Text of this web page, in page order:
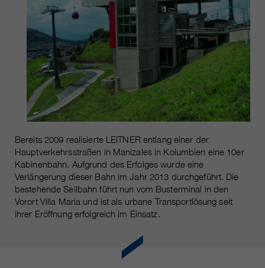
Bereits 2009 realisierte LEITNER entlang einer der
Hauptverkehrsstraßen in Manizales in Kolumbien eine 10er
Kabinenbahn. Aufgrund des Erfolges wurde eine
Verlängerung dieser Bahn im Jahr 2013 durchgeführt. Die
bestehende Seilbahn führt nun vom Busterminal in den
Vorort Villa Maria und ist als urbane Transportlösung seit
ihrer Eröffnung erfolgreich im Einsatz.
Zweck
Wird verwendet, um vor Spam zu
schützen, welches durch Spam-
Bots verursacht wird.
Name cookie_optin
Anbieter sgalinski Cookie Opt In
Laufzeit 30 Tage
Zweck
Speichert die vom Benutzer
gewählten Cookie-Einstellungen.
Name
_ga, _gid, _gat, __utma, __utmb,
__utmc, __utmd, __utmz
Anbieter Google Analytics
Laufzeit
Mehrere - variieren zwischen 2
Jahren und 6 Monaten oder noch
kürzer.
Diese Cookies werden von Google
Analytics verwendet, um
verschiedene Arten von
Nutzungsinformationen zu
sammeln, einschließlich
persönlicher und nicht-
personenbezogener Informationen.
den Datenschutzbestimmungen
von Google Analytics unter
Cookie-Informationen